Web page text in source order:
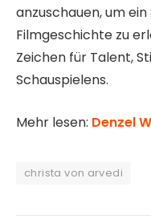
anzuschauen, um
Filmgeschichte zu
Zeichen für Talent,
Schauspielens.
Mehr lesen: Denzel
christa von arvedi